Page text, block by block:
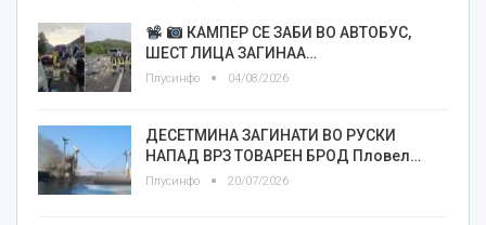
КАМПЕР СЕ ЗАБИ ВО АВТОБУС,
ШЕСТ ЛИЦА ЗАГИНАА…
Плусинфо 04/08/2026
ДЕСЕТМИНА ЗАГИНАТИ ВО РУСКИ
НАПАД ВРЗ ТОВАРЕН БРОД Пловел…
Плусинфо 20/07/2026